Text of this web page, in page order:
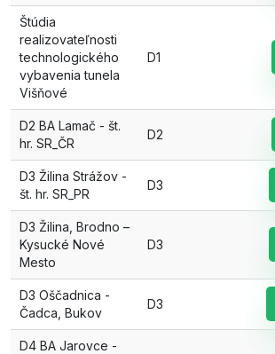
Štúdia
realizovateľnosti
technologického
vybavenia tunela
Višňové
D1
D2 BA Lamač - št.
hr. SR_ČR
D2
D3 Žilina Strážov -
št. hr. SR_PR
D3
D3 Žilina, Brodno –
Kysucké Nové
Mesto
D3
D3 Oščadnica -
Čadca, Bukov
D3
D4 BA Jarovce -